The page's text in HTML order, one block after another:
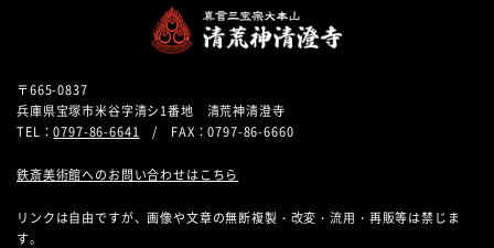
〒665-0837
兵庫県宝塚市米谷字清シ1番地 清荒神清澄寺
TEL：0797-86-6641 / FAX：0797-86-6660
鉄斎美術館へのお問い合わせはこちら
リンクは自由ですが、画像や文章の無断複製・改変・流用・再販等は禁じま
す。